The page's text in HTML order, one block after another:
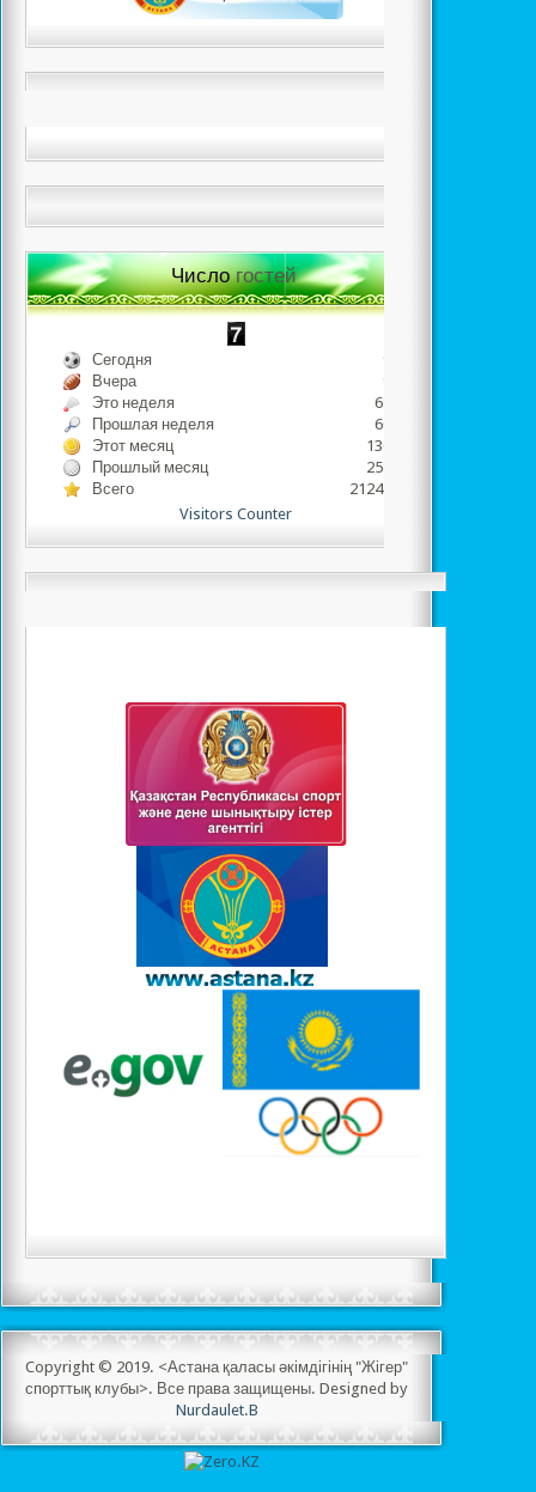
Числогостей
Сегодня
967
Вчера
950
Это неделя
6757
Прошлая неделя
6091
Этот месяц
13643
Прошлый месяц
25130
Всего
2124741
Visitors Counter
Copyright © 2019. <Астана қаласы әкімдігінің "Жігер"
спорттық клубы>. Все права защищены. Designed by
Nurdaulet.B